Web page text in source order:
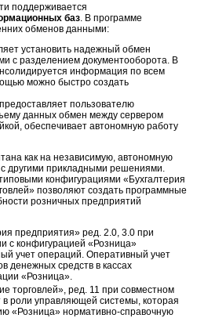
поддерживается
баз. В программе
обменов данными:
установить надежный обмен
с разделением документооборота. В
информация по всем
можно быстро создать
предоставляет пользователю
данных обмен между сервером
обеспечивает автономную работу
как на независимую, автономную
с другими прикладными решениями.
конфигурациями «Бухгалтерия
позволяют создать программные
розничных предприятий
предприятия» ред. 2.0, 3.0 при
с конфигурацией «Розница»
учет операций. Оперативный учет
денежных средств в кассах
«Розница».
торговлей», ред. 11 при совместном
в роли управляющей системы, которая
«Розница» нормативно-справочную